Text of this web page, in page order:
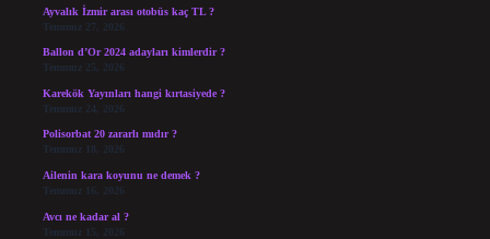
Ayvalık İzmir arası otobüs kaç TL ?
Temmuz 27, 2026
Ballon d’Or 2024 adayları kimlerdir ?
Temmuz 25, 2026
Karekök Yayınları hangi kırtasiyede ?
Temmuz 24, 2026
Polisorbat 20 zararlı mıdır ?
Temmuz 18, 2026
Ailenin kara koyunu ne demek ?
Temmuz 16, 2026
Avcı ne kadar al ?
Temmuz 15, 2026